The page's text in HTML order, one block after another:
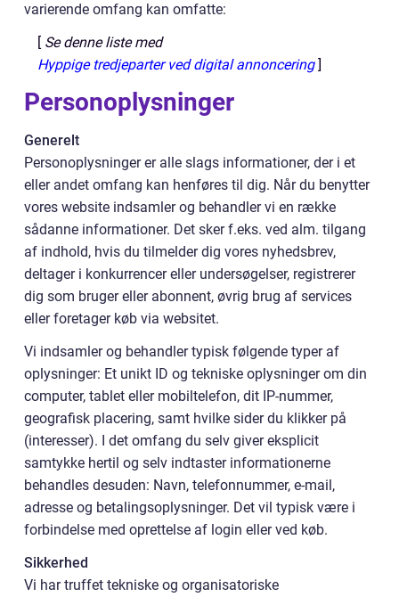
varierende omfang kan omfatte:
[ Se denne liste med
Hyppige tredjeparter ved digital annoncering]
Personoplysninger
Generelt
Personoplysninger er alle slags informationer, der i et
eller andet omfang kan henføres til dig. Når du benytter
vores website indsamler og behandler vi en række
sådanne informationer. Det sker f.eks. ved alm. tilgang
af indhold, hvis du tilmelder dig vores nyhedsbrev,
deltager i konkurrencer eller undersøgelser, registrerer
dig som bruger eller abonnent, øvrig brug af services
eller foretager køb via websitet.
Vi indsamler og behandler typisk følgende typer af
oplysninger: Et unikt ID og tekniske oplysninger om din
computer, tablet eller mobiltelefon, dit IP-nummer,
geografisk placering, samt hvilke sider du klikker på
(interesser). I det omfang du selv giver eksplicit
samtykke hertil og selv indtaster informationerne
behandles desuden: Navn, telefonnummer, e-mail,
adresse og betalingsoplysninger. Det vil typisk være i
forbindelse med oprettelse af login eller ved køb.
Sikkerhed
Vi har truffet tekniske og organisatoriske